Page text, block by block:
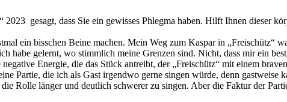
ge­sagt, dass Sie ein ge­wis­ses Phleg­ma ha­ben. Hilft Ih­nen die­ser
ein biss­chen Bei­ne ma­chen. Mein Weg zum Kas­par in „Frei­schütz“
habe ge­lernt, wo stimm­lich mei­ne Gren­zen sind. Nicht, dass mir ein
En­er­gie, die das Stück an­treibt, der „Frei­schütz“ mit ei­nem
Par­tie, die ich als Gast ir­gend­wo ger­ne sin­gen wür­de, denn
Rol­le län­ger und deut­lich schwe­rer zu sin­gen. Aber die Fak­tur der